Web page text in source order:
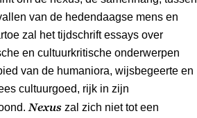
van de hedendaagse mens en
zal het tijdschrift essays over
en cultuurkritische onderwerpen
van de humaniora, wijsbegeerte en
cultuurgoed, rijk in zijn
Nexus zal zich niet tot een